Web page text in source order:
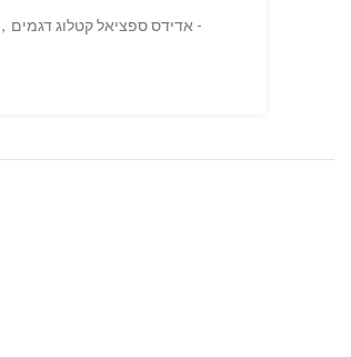
, אדידס ספציאל קטלוג דגמים -